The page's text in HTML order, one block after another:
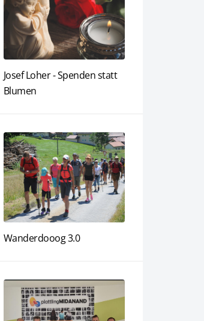
Josef Loher - Spenden statt
Blumen
Wanderdooog 3.0